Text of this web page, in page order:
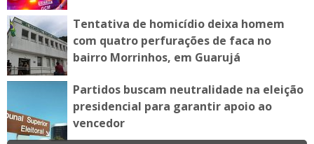
Tentativa de homicídio deixa homem
com quatro perfurações de faca no
bairro Morrinhos, em Guarujá
Partidos buscam neutralidade na eleição
presidencial para garantir apoio ao
vencedor